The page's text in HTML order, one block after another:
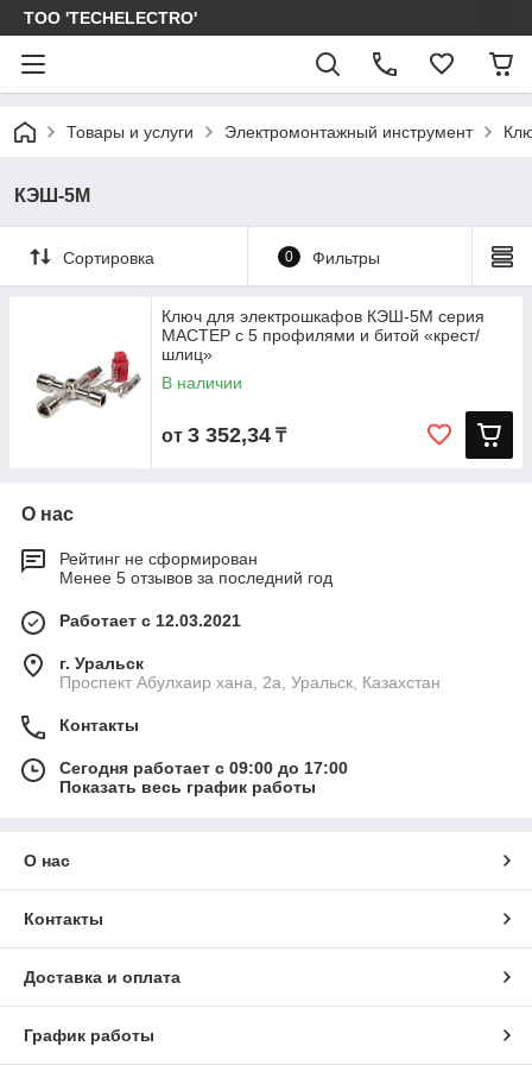
ТОО 'TECHELECTRO'
Товары и услуги Электромонтажный инструмент
КЭШ-5М
Сортировка 0 Фильтры
Ключ для электрошкафов КЭШ-5М серия
МАСТЕР с 5 профилями и битой «крест/
шлиц»
В наличии
от 3 352,34 ₸
О нас
Рейтинг не сформирован
Менее 5 отзывов за последний год
Работает с 12.03.2021
г. Уральск
Проспект Абулхаир хана, 2а, Уральск, Казахстан
Контакты
Сегодня работает с 09:00 до 17:00
Показать весь график работы
О нас
Контакты
Доставка и оплата
График работы